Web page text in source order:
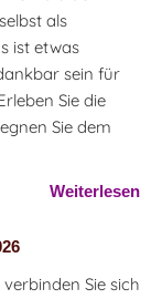
als
ist etwas
sein für
Sie die
Sie dem
Weiterlesen
Sie sich